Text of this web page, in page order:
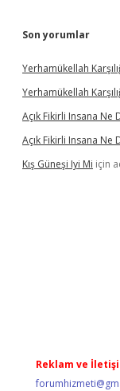
Son yorumlar
Yerhamükellah
Yerhamükellah
Açık Fikirli Insana Ne
Açık Fikirli Insana Ne
Kış Güneşi Iyi Mi için
Reklam ve